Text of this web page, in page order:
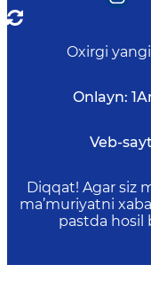
Oxirgi
Onlayn: 1
Veb-
Diqqat! Agar siz
ma’muriyatni
pastda hosil